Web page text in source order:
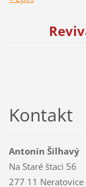
Kontakt
Antonín Šilhavý
Na Staré štaci 56
277 11 Neratovice